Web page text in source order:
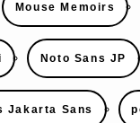
Mouse Memoirs
Noto Sans JP
Jakarta Sans